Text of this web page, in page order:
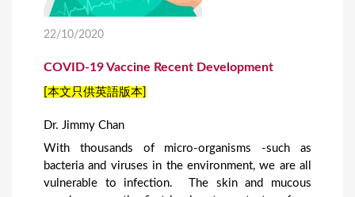
22/10/2020
COVID-19 Vaccine Recent Development
[本文只供英語版本]
Dr. Jimmy Chan
With thousands of micro-organisms -such as
bacteria and viruses in the environment, we are all
vulnerable to infection. The skin and mucous